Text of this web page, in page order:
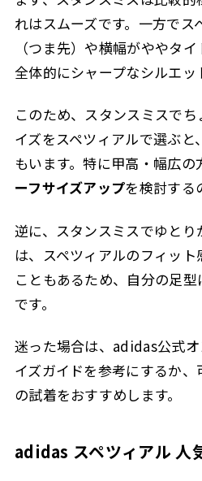
れはスムーズです。一方で
（つま先）や横幅がややタイ
全体的にシャープなシルエッ
このため、スタンスミスで
イズをスペツィアルで選ぶ
もいます。特に甲高・幅広の
ーフサイズアップを検討する
逆に、スタンスミスでゆとり
は、スペツィアルのフィッ
こともあるため、自分の足
です。
迷った場合は、adidas公式
イズガイドを参考にするか
の試着をおすすめします。
adidas スペツィアル 人